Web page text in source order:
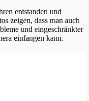
entstanden und
zeigen, dass man auch
und eingeschränkter
einfangen kann.